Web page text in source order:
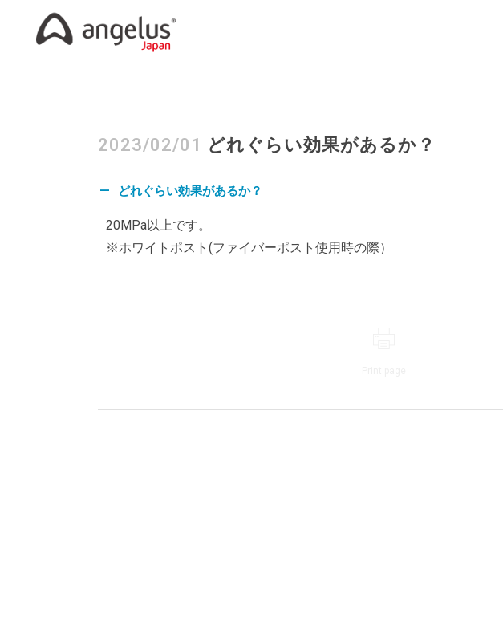
2023/02/01 どれぐらい効果があるか？
A どれぐらい効果があるか？
20MPa以上です。
※ホワイトポスト(ファイバーポスト使用時の際）